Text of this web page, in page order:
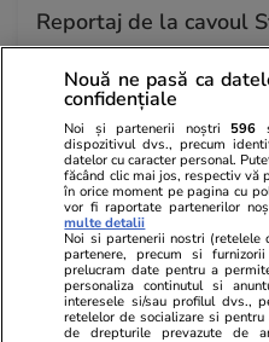
Reportaj de la cavoul
Mărturisitor și
Lăcătușu, unde
simbolul mișcării, a
Știri Externe
Directorul
Exit a murit la peste
pe Muntele Fuji
Nouă ne pasă ca
confidențiale
Noi și partenerii noștri 596
dispozitivul dvs., precum
datelor cu caracter personal.
făcând clic mai jos, respectiv vă
în orice moment pe pagina cu
vor fi raportate partenerilor
multe detalii
Noi si partenerii nostri (retelele
partenere, precum si
prelucram date pentru a
personaliza continutul si
interesele si/sau profilul dvs.,
retelelor de socializare si
de drepturile prevazute de